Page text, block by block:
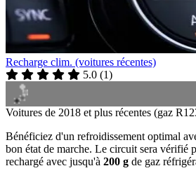
Recharge clim. (voitures récentes)
5.0 (1)
Voitures de 2018 et plus récentes (gaz
Bénéficiez d'un refroidissement optimal
bon état de marche. Le circuit sera vérifié
rechargé avec jusqu'à 200 g de gaz